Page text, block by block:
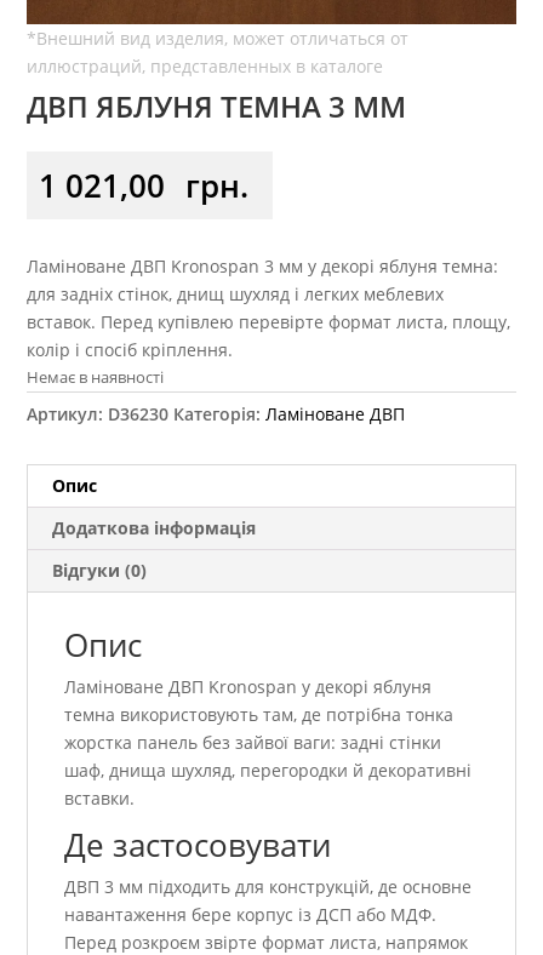
ДВП ЯБЛУНЯ ТЕМНА 3 ММ
1 021,00 грн.
Ламіноване ДВП Kronospan 3 мм у декорі яблуня темна:
для задніх стінок, днищ шухляд і легких меблевих
вставок. Перед купівлею перевірте формат листа, площу,
колір і спосіб кріплення.
Немає в наявності
Артикул: D36230 Категорія: Ламіноване ДВП
Опис
Додаткова інформація
Відгуки (0)
Опис
Ламіноване ДВП Kronospan у декорі яблуня
темна використовують там, де потрібна тонка
жорстка панель без зайвої ваги: задні стінки
шаф, днища шухляд, перегородки й декоративні
вставки.
Де застосовувати
ДВП 3 мм підходить для конструкцій, де основне
навантаження бере корпус із ДСП або МДФ.
Перед розкроєм звірте формат листа, напрямок